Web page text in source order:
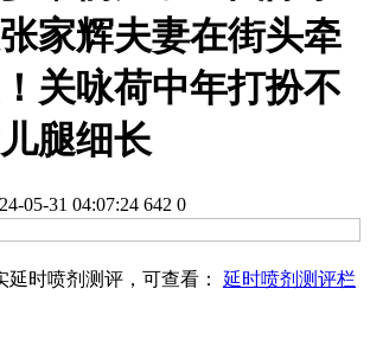
家辉夫妻在街头牵
关咏荷中年打扮不
腿细长
05-31 04:07:24 642 0
时喷剂测评，可查看： 延时喷剂测评栏